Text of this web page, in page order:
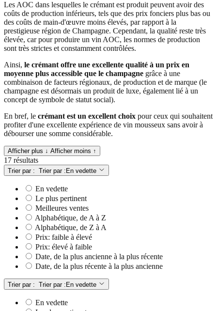
Les AOC dans lesquelles le crémant est produit peuvent avoir des
coûts de production inférieurs, tels que des prix fonciers plus bas ou
des coûts de main-d'œuvre moins élevés, par rapport à la
prestigieuse région de Champagne. Cependant, la qualité reste très
élevée, car pour produire un vin AOC, les normes de production
sont très strictes et constamment contrôlées.
Ainsi, le crémant offre une excellente qualité à un prix en
moyenne plus accessible que le champagne grâce à une
combinaison de facteurs régionaux, de production et de marque (le
champagne est désormais un produit de luxe, également lié à un
concept de symbole de statut social).
En bref, le crémant est un excellent choix pour ceux qui souhaitent
profiter d'une excellente expérience de vin mousseux sans avoir à
débourser une somme considérable.
Afficher plus ↓ Afficher moins ↑
17 résultats
Trier par : Trier par : En vedette
En vedette
Le plus pertinent
Meilleures ventes
Alphabétique, de A à Z
Alphabétique, de Z à A
Prix: faible à élevé
Prix: élevé à faible
Date, de la plus ancienne à la plus récente
Date, de la plus récente à la plus ancienne
Trier par : Trier par : En vedette
En vedette